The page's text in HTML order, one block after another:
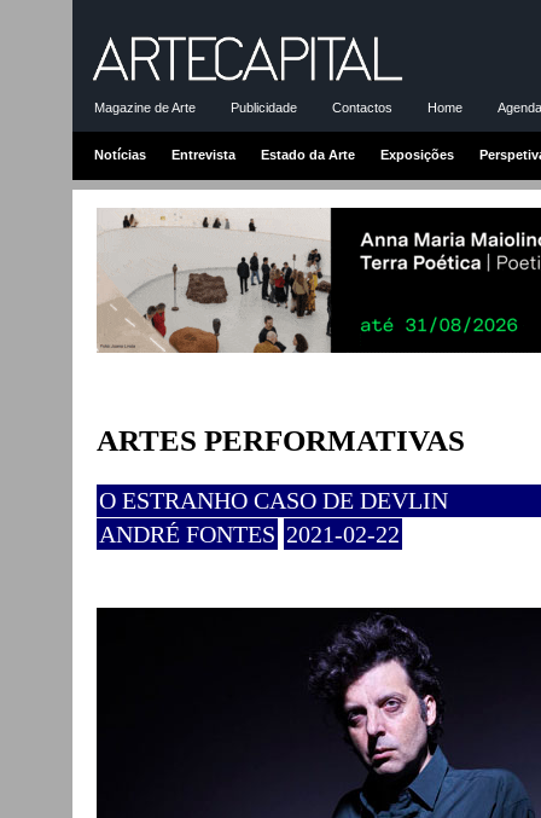
Magazine de Arte Publicidade Contactos Home
Notícias Entrevista Estado da Arte Exposições
ARTES PERFORMATIVAS
O ESTRANHO CASO DE DEVLIN
ANDRÉ FONTES 2021-02-22